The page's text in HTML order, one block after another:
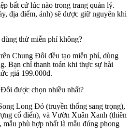
bất cứ lúc nào trong trang quản lý.
địa điểm, ảnh) sẽ được giữ nguyên khi
thử miễn phí không?
Chung Đôi đều tạo miễn phí, dùng
Bạn chỉ thanh toán khi thực sự hài
giá 199.000đ.
được chọn nhiều nhất?
Long Đỏ (truyền thống sang trọng),
cổ điển), và Vườn Xuân Xanh (thiên
phù hợp nhất là mẫu đúng phong